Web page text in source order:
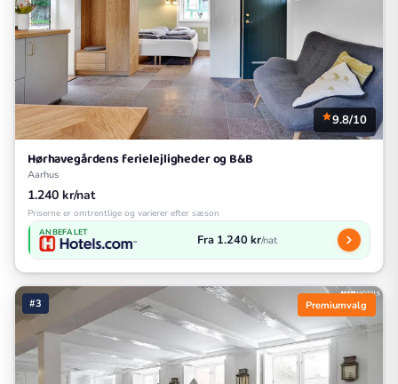
9.8/10
Hørhavegårdens ferielejligheder og B&B
Aarhus
1.240 kr/nat
Priserne er omtrentlige og varierer efter sæson
ANBEFALET Fra 1.240 kr/nat
#3 Premiumvalg